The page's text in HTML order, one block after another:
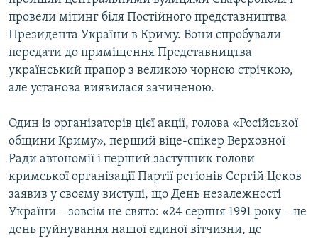
провели мітинг біля Постійного представництва
Президента України в Криму. Вони спробували
передати до приміщення Представництва
український прапор з великою чорною стрічкою,
але установа виявилася зачиненою.
Один із організаторів цієї акції, голова «Російської
общини Криму», перший віце-спікер Верховної
Ради автономії і перший заступник голови
кримської організації Партії регіонів Сергій Цеков
заявив у своєму виступі, що День незалежності
України – зовсім не свято: «24 серпня 1991 року – це
день руйнування нашої єдиної вітчизни, це